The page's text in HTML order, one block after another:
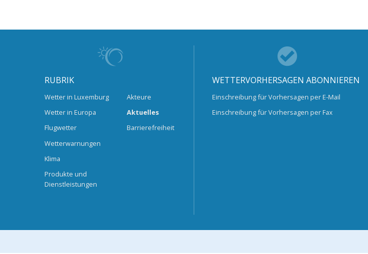
RUBRIK
Wetter in Luxemburg
Wetter in Europa
Flugwetter
Wetterwarnungen
Klima
Produkte und
Dienstleistungen
Akteure
Aktuelles
Barrierefreiheit
WETTERVORHERSAGEN ABONNIEREN
Einschreibung für Vorhersagen per E-Mail
Einschreibung für Vorhersagen per Fax